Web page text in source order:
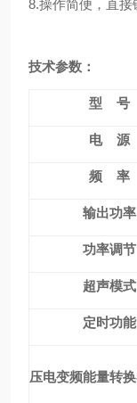
8.操作简便，直接
技术参数：
型 号
电 源
频 率
输出功率
功率调节
超声模式
定时功能
压电变频能量转